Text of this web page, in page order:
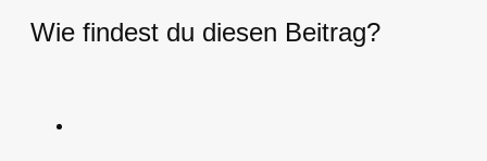
Wie findest du diesen Beitrag?